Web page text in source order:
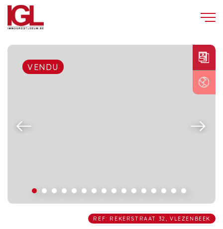
VENDU
REF: REKERSTRAAT 32, VLEZENBEEK